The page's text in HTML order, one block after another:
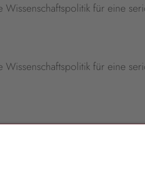
für eine
für eine